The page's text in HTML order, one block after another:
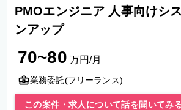
PMOエンジニア 人事向けシ
ンアップ
70~80 万円/月
業務委託(フリーランス)
この案件・求人について話を聞いてみ